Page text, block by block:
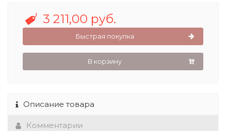
3 211,00 руб.
Быстрая покупка
В корзину
Описание товара
Комментарии